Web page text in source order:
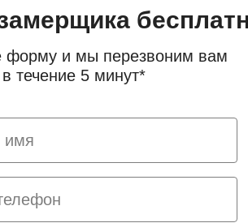
форму и мы перезвоним вам
в течение 5 минут*